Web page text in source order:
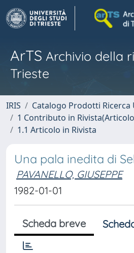
ArTS Archivio della
Trieste
IRIS
Catalogo Prodotti Ricerca
1 Contributo in
1.1 Articolo in Rivista
Una pala inedita di
PAVANELLO, GIUSEPPE
1982-01-01
Scheda breve